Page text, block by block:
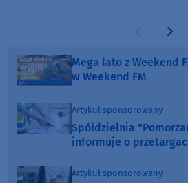
Mega lato z Weekend
w Weekend FM
Artykuł sponsorowany
Spółdzielnia
informuje o
Artykuł sponsorowany